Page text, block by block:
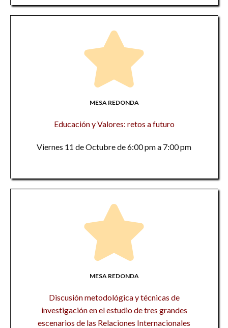
MESA REDONDA
Educación y Valores: retos a futuro
Viernes 11 de Octubre de 6:00 pm a 7:00 pm
MESA REDONDA
Discusión metodológica y técnicas de
investigación en el estudio de tres grandes
escenarios de las Relaciones Internacionales